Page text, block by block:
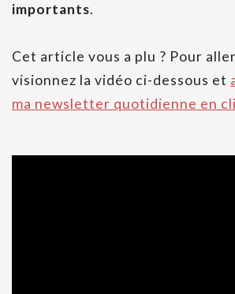
importants.
Cet article vous a plu ? Pour
visionnez la vidéo ci-dessous et
ma newsletter quotidienne en